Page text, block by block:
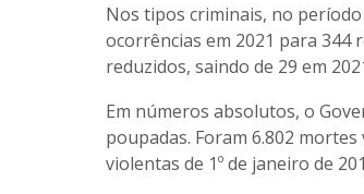
Nos tipos criminais, no
ocorrências em 2021 para 344
reduzidos, saindo de 29 em
Em números absolutos, o
poupadas. Foram 6.802
violentas de 1º de janeiro de